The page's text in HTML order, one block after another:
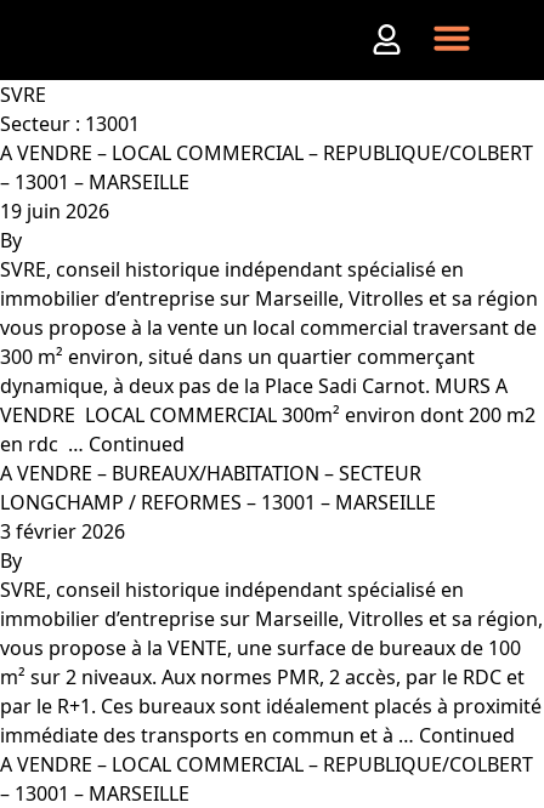
Aller au contenu
SVRE
Secteur : 13001
A VENDRE – LOCAL COMMERCIAL – REPUBLIQUE/COLBERT
– 13001 – MARSEILLE
19 juin 2026
By
SVRE, conseil historique indépendant spécialisé en
immobilier d’entreprise sur Marseille, Vitrolles et sa région
vous propose à la vente un local commercial traversant de
300 m² environ, situé dans un quartier commerçant
dynamique, à deux pas de la Place Sadi Carnot. MURS A
VENDRE  LOCAL COMMERCIAL 300m² environ dont 200 m2
en rdc  … Continued
A VENDRE – BUREAUX/HABITATION – SECTEUR
LONGCHAMP / REFORMES – 13001 – MARSEILLE
3 février 2026
By
SVRE, conseil historique indépendant spécialisé en
immobilier d’entreprise sur Marseille, Vitrolles et sa région,
vous propose à la VENTE, une surface de bureaux de 100
m² sur 2 niveaux. Aux normes PMR, 2 accès, par le RDC et
par le R+1. Ces bureaux sont idéalement placés à proximité
immédiate des transports en commun et à … Continued
A VENDRE – LOCAL COMMERCIAL – REPUBLIQUE/COLBERT
– 13001 – MARSEILLE